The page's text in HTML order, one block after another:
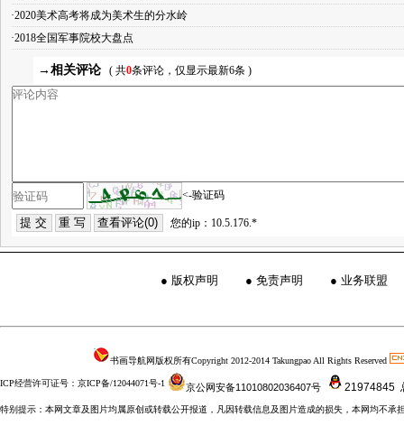
·2020美术高考将成为美术生的分水岭
·2018全国军事院校大盘点
→相关评论 ( 共0条评论，仅显示最新6条 )
<-验证码
您的ip：10.5.176.*
● 版权声明 ● 免责声明 ● 业务联盟
书画导航网版权所有Copyright 2012-2014 Takungpao All Rights Reserved
ICP经营许可证号：京ICP备/12044071号-1 京公网安备11010802036407号 21974845
特别提示：本网文章及图片均属原创或转载公开报道，凡因转载信息及图片造成的损失，本网均不